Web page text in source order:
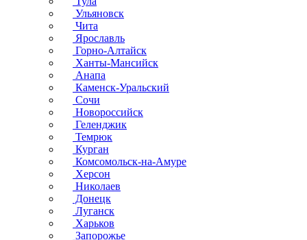
Ульяновск
Чита
Ярославль
Горно-Алтайск
Ханты-Мансийск
Анапа
Каменск-Уральский
Сочи
Новороссийск
Геленджик
Темрюк
Курган
Комсомольск-на-Амуре
Херсон
Николаев
Донецк
Луганск
Харьков
Запорожье